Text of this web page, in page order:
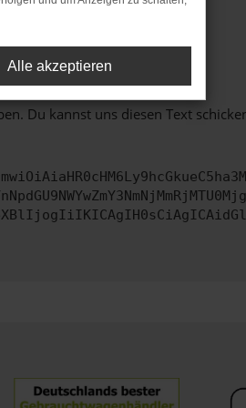
unterstützt werden.
Du kannst uns diesen Text
Alle akzeptieren